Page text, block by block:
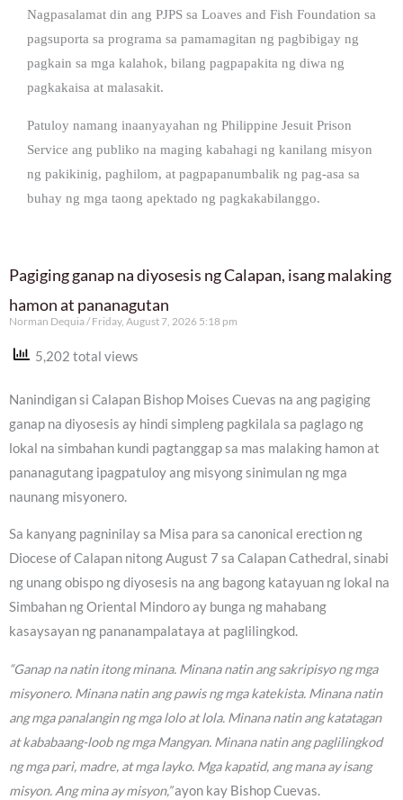
Nagpasalamat din ang PJPS sa Loaves and Fish Foundation sa
pagsuporta sa programa sa pamamagitan ng pagbibigay ng
pagkain sa mga kalahok, bilang pagpapakita ng diwa ng
pagkakaisa at malasakit.
Patuloy namang inaanyayahan ng Philippine Jesuit Prison
Service ang publiko na maging kabahagi ng kanilang misyon
ng pakikinig, paghilom, at pagpapanumbalik ng pag-asa sa
buhay ng mga taong apektado ng pagkakabilanggo.
Pagiging ganap na diyosesis ng Calapan, isang malaking
hamon at pananagutan
Norman Dequia Friday, August 7, 2026 5:18 pm
5,202 total views
Nanindigan si Calapan Bishop Moises Cuevas na ang pagiging
ganap na diyosesis ay hindi simpleng pagkilala sa paglago ng
lokal na simbahan kundi pagtanggap sa mas malaking hamon at
pananagutang ipagpatuloy ang misyong sinimulan ng mga
naunang misyonero.
Sa kanyang pagninilay sa Misa para sa canonical erection ng
Diocese of Calapan nitong August 7 sa Calapan Cathedral, sinabi
ng unang obispo ng diyosesis na ang bagong katayuan ng lokal na
Simbahan ng Oriental Mindoro ay bunga ng mahabang
kasaysayan ng pananampalataya at paglilingkod.
“Ganap na natin itong minana. Minana natin ang sakripisyo ng mga
misyonero. Minana natin ang pawis ng mga katekista. Minana natin
ang mga panalangin ng mga lolo at lola. Minana natin ang katatagan
at kababaang-loob ng mga Mangyan. Minana natin ang paglilingkod
ng mga pari, madre, at mga layko. Mga kapatid, ang mana ay isang
misyon. Ang mina ay misyon,”ayon kay Bishop Cuevas.